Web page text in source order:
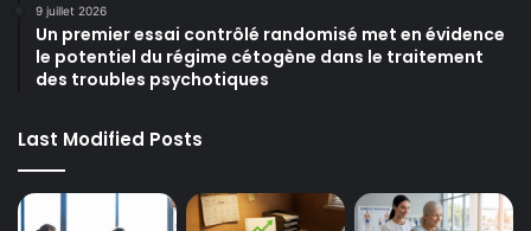
9 juillet 2026
Un premier essai contrôlé randomisé met en évidence
le potentiel du régime cétogène dans le traitement
des troubles psychotiques
Last Modified Posts